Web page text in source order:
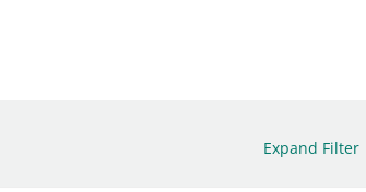
Expand Filter